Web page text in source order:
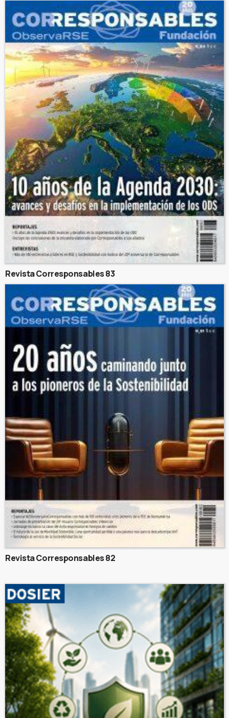
Revista Corresponsables 83
Revista Corresponsables 82